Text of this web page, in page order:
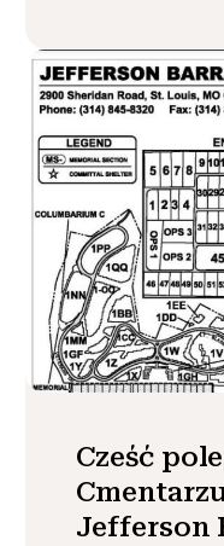
Cześć
Jefferson